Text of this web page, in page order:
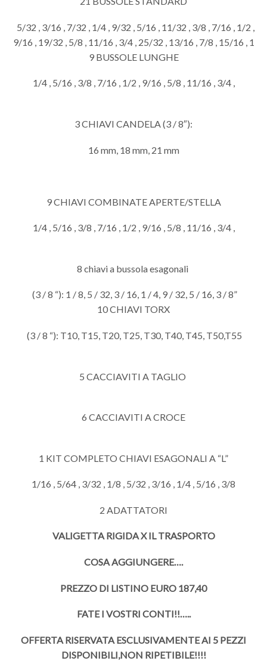
5/32 , 3/16 , 7/32 , 1/4 , 9/32 , 5/16 , 11/32 , 3/8 , 7/16 , 1/2 ,
9/16 , 19/32 , 5/8 , 11/16 , 3/4 , 25/32 , 13/16 , 7/8 , 15/16 , 1
9 BUSSOLE LUNGHE
1/4 , 5/16 , 3/8 , 7/16 , 1/2 , 9/16 , 5/8 , 11/16 , 3/4 ,
3 CHIAVI CANDELA (3 / 8″):
16 mm, 18 mm, 21 mm
9 CHIAVI COMBINATE APERTE/STELLA
1/4 , 5/16 , 3/8 , 7/16 , 1/2 , 9/16 , 5/8 , 11/16 , 3/4 ,
8 chiavi a bussola esagonali
(3 / 8 “): 1 / 8, 5 / 32, 3 / 16, 1 / 4, 9 / 32, 5 / 16, 3 / 8”
10 CHIAVI TORX
(3 / 8 “): T10, T15, T20, T25, T30, T40, T45, T50,T55
5 CACCIAVITI A TAGLIO
6 CACCIAVITI A CROCE
1 KIT COMPLETO CHIAVI ESAGONALI A “L”
1/16 , 5/64 , 3/32 , 1/8 , 5/32 , 3/16 , 1/4 , 5/16 , 3/8
2 ADATTATORI
VALIGETTA RIGIDA X IL TRASPORTO
COSA AGGIUNGERE….
PREZZO DI LISTINO EURO 187,40
FATE I VOSTRI CONTI!!…..
OFFERTA RISERVATA ESCLUSIVAMENTE AI 5 PEZZI
DISPONIBILI,NON RIPETIBILE!!!!